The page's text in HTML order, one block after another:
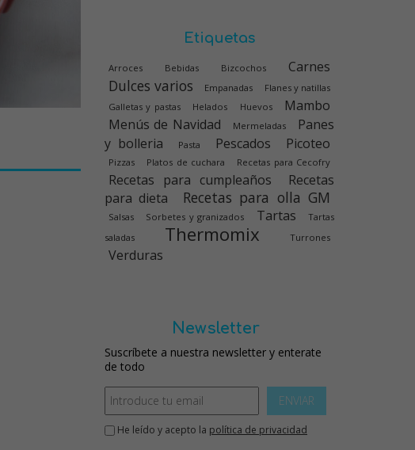
Etiquetas
Arroces Bebidas Bizcochos Carnes
Dulces varios Empanadas
Flanes y natillas
Galletas y pastas
Helados Huevos
Mambo
Menús de Navidad
Mermeladas
Panes
y bolleria
Pasta Pescados Picoteo
Pizzas Platos de cuchara Recetas para Cecofry
Recetas para cumpleaños
Recetas
para dieta
Recetas para olla GM
Salsas Sorbetes y granizados Tartas
Tartas
saladas
Thermomix Turrones
Verduras
Newsletter
Suscríbete a nuestra newsletter y enterate
de todo
ENVIAR
He leído y acepto la política de privacidad